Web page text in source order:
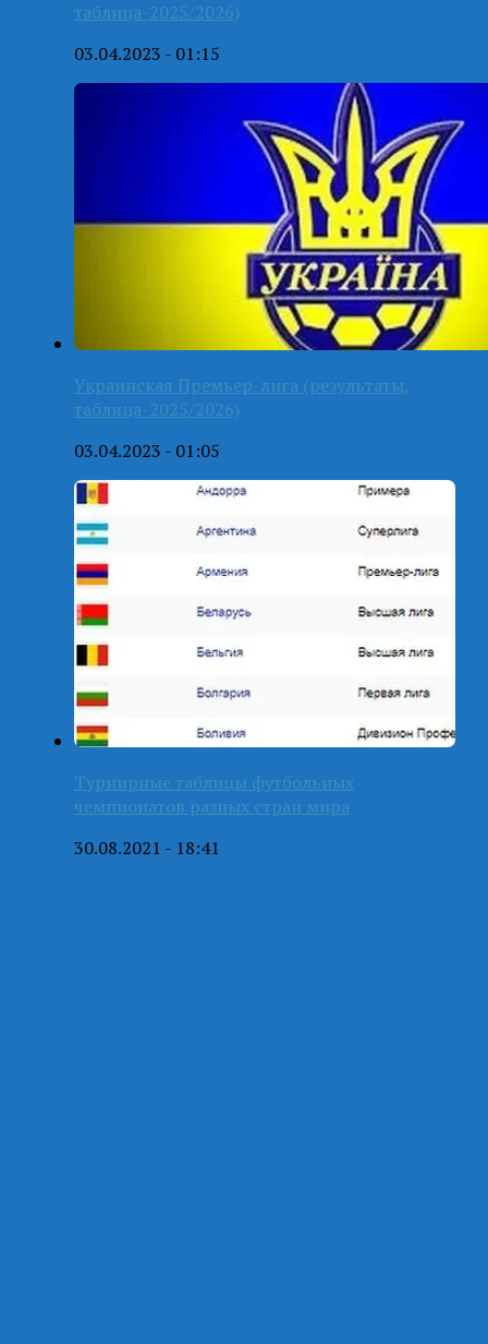
таблица-2025/2026)
03.04.2023 - 01:15
Украинская Премьер-лига (результаты,
таблица-2025/2026)
03.04.2023 - 01:05
Турнирные таблицы футбольных
чемпионатов разных стран мира
30.08.2021 - 18:41